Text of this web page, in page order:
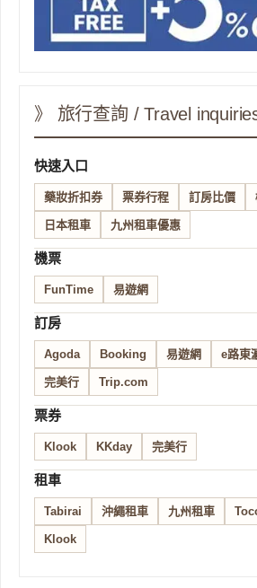
》 旅行查詢 / Travel
快速入口
藥妝折扣券 票券行程 訂房比價
日本租車 九州租車優惠
機票
FunTime 易遊網
訂房
Agoda Booking 易遊網 e路東
完美行 Trip.com
票券
Klook KKday 完美行
租車
Tabirai 沖繩租車 九州租車
Klook